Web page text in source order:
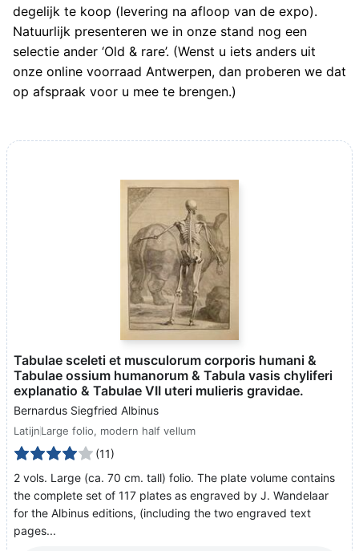
degelijk te koop (levering na afloop van de expo).
Natuurlijk presenteren we in onze stand nog een
selectie ander ‘Old & rare’. (Wenst u iets anders uit
onze online voorraad Antwerpen, dan proberen we dat
op afspraak voor u mee te brengen.)
Tabulae sceleti et musculorum corporis humani &
Tabulae ossium humanorum & Tabula vasis chyliferi
explanatio & Tabulae VII uteri mulieris gravidae.
Bernardus Siegfried Albinus
LatijnLarge folio, modern half vellum
(11)
2 vols. Large (ca. 70 cm. tall) folio. The plate volume contains
the complete set of 117 plates as engraved by J. Wandelaar
for the Albinus editions, (including the two engraved text
pages...